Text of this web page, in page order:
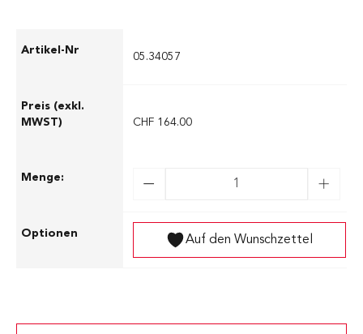
05.34057
CHF 164.00
Auf den Wunschzettel